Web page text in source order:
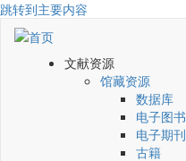
跳转到主要内容
文献资源
馆藏资源
数据库
电子图书
电子期刊
古籍